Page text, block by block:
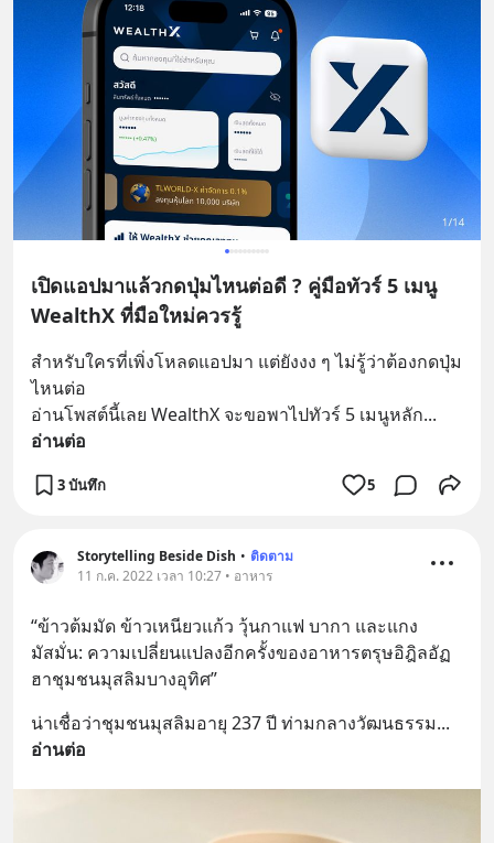
เปิดแอปมาแล้วกดปุ่มไหนต่อดี ? คู่มือทัวร์ 5 เมนู
WealthX ที่มือใหม่ควรรู้
สำหรับใครที่เพิ่งโหลดแอปมา แต่ยังงง ๆ ไม่รู้ว่าต้องกดปุ่ม
ไหนต่อ
อ่านโพสต์นี้เลย WealthX จะขอพาไปทัวร์ 5 เมนูหลัก
อ่านต่อ
3 บันทึก 5
Storytelling Beside Dish • ติดตาม
11 ก.ค. 2022 เวลา 10:27 • อาหาร
“ข้าวต้มมัด ข้าวเหนียวแก้ว วุ้นกาแฟ บากา และแกง
มัสมั่น: ความเปลี่ยนแปลงอีกครั้งของอาหารตรุษอิฎิลอัฏ
ฮาชุมชนมุสลิมบางอุทิศ”
น่าเชื่อว่าชุมชนมุสลิมอายุ 237 ปี ท่ามกลางวัฒนธรรม
อ่านต่อ